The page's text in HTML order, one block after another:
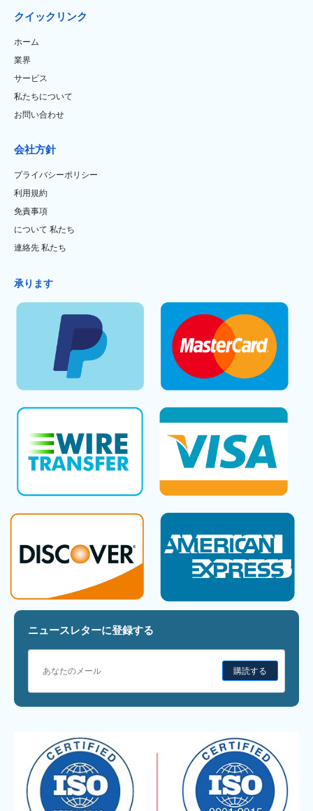
クイックリンク
ホーム
業界
サービス
私たちについて
お問い合わせ
会社方針
プライバシーポリシー
利用規約
免責事項
について 私たち
連絡先 私たち
承ります
ニュースレターに登録する
購読する